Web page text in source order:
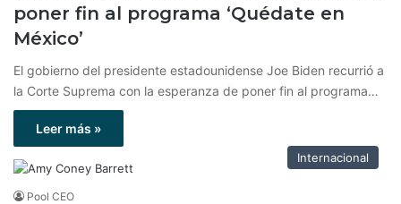
poner fin al programa ‘Quédate en
México’
El gobierno del presidente estadounidense Joe Biden recurrió a
la Corte Suprema con la esperanza de poner fin al programa…
Leer más »
Internacional
Pool CEO